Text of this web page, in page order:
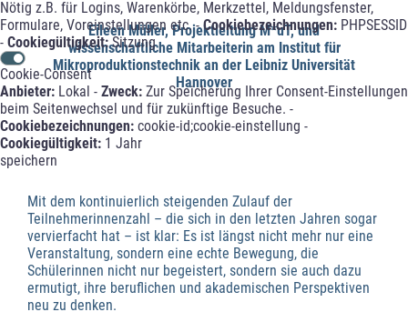
Nötig z.B. für Logins, Warenkörbe, Merkzettel, Meldungsfenster,
Formulare, Voreinstellungen etc. -Cookiebezeichnungen: PHPSESSID
- Cookiegültigkeit:Sitzung
Cookie-Consent
Anbieter: Lokal - Zweck: Zur Speicherung Ihrer Consent-Einstellungen
beim Seitenwechsel und für zukünftige Besuche. -
Cookiebezeichnungen: cookie-id;cookie-einstellung -
Cookiegültigkeit: 1 Jahr
speichern
Eileen Müller, Projektleitung M*uT, und
wissenschaftliche Mitarbeiterin am Institut für
Mikroproduktionstechnik an der Leibniz Universität
Hannover
Mit dem kontinuierlich steigenden Zulauf der
Teilnehmerinnenzahl – die sich in den letzten Jahren sogar
vervierfacht hat – ist klar: Es ist längst nicht mehr nur eine
Veranstaltung, sondern eine echte Bewegung, die
Schülerinnen nicht nur begeistert, sondern sie auch dazu
ermutigt, ihre beruflichen und akademischen Perspektiven
neu zu denken.